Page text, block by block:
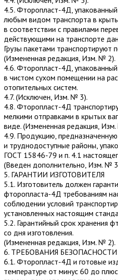
4.5. Фторопласт-4Д,
любым видом транспорта в
в соответствии с правилами
действующими на транспорте
Грузы пакетами
(Измененная редакция, Изм. № 2).
4.6. Фторопласт-4Д,
в чистом сухом помещении на
отопительных систем.
4.7. (Исключен, Изм. № 3).
4.8. Фторопласт-4Д
мелкими отправками в крытых
виде. (Измененная редакция,
4.9. Продукцию,
и труднодоступные районы,
ГОСТ 15846-79 и п. 4.1
(Введен дополнительно, Изм. №
5. ГАРАНТИИ ИЗГОТОВИТЕЛЯ
5.1. Изготовитель должен
фторопласта-4Д требованиям
соблюдении условий
установленных настоящим
5.2. Гарантийный срок хранения
со дня изготовления.
(Измененная редакция, Изм. № 2).
6. ТРЕБОВАНИЯ БЕЗОПАСНОСТИ
6.1. Фторопласт-4Д и готовые
температуре от минус 60 до